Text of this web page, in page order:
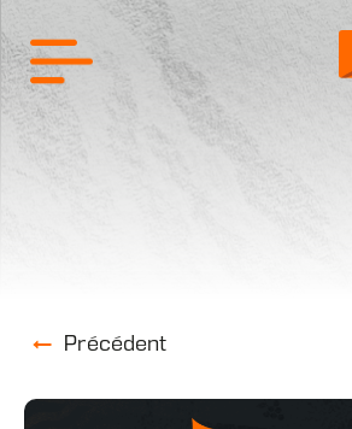
Précédent